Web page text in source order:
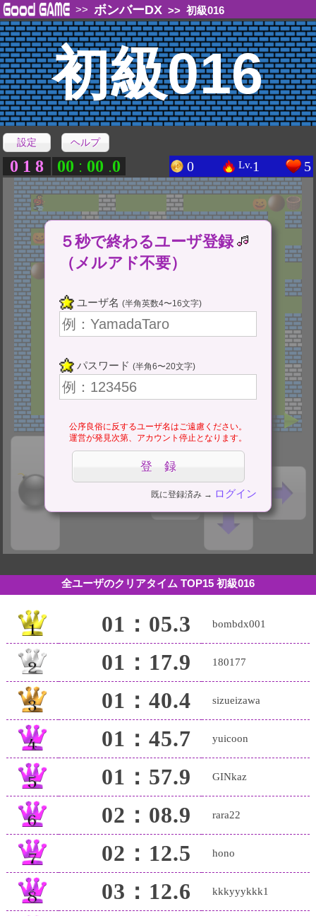
>> ボンバーDX >> 初級016
初級016
設定 ヘルプ
0 1 8 00 : 00 .0 0 Lv.1 5
５秒で終わるユーザ登録
（メルアド不要）
ユーザ名 (半角英数4〜16文字)
パスワード (半角6〜20文字)
公序良俗に反するユーザ名はご遠慮ください。
運営が発見次第、アカウント停止となります。
既に登録済み → ログイン
全ユーザのクリアタイム TOP15 初級016
01：05.3 bombdx001
01：17.9 180177
01：40.4 sizueizawa
01：45.7 yuicoon
01：57.9 GINkaz
02：08.9 rara22
02：12.5 hono
03：12.6 kkkyyykkk1